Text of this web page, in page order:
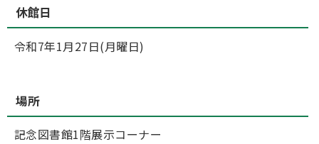
休館日
令和7年1月27日(月曜日)
場所
記念図書館1階展示コーナー